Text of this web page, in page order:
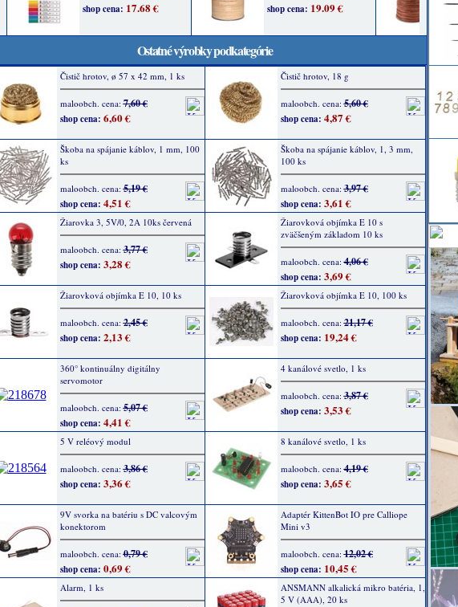
Ostatné výrobky podkategórie
Čistič hrotov, ø 57 x 42 mm, 1 ks
maloobch. cena:7,60 €
shop cena: 6,60 €
Čistič hrotov, 18 g
maloobch. cena:5,60 €
shop cena: 4,87 €
Škoba na spájanie káblov, 1 mm, 100
ks
maloobch. cena:5,19 €
shop cena: 4,51 €
Škoba na spájanie káblov, 1, 3 mm,
100 ks
maloobch. cena:3,97 €
shop cena: 3,61 €
Žiarovka 3, 5V/0, 2A 10ks červená
maloobch. cena:3,77 €
shop cena: 3,28 €
Žiarovková objímka E 10 s
zväčšeným základom 10 ks
maloobch. cena:4,06 €
shop cena: 3,69 €
Žiarovková objímka E 10, 10 ks
maloobch. cena:2,45 €
shop cena: 2,13 €
Žiarovková objímka E 10, 100 ks
maloobch. cena:21,17 €
shop cena: 19,24 €
360° kontinuálny digitálny
servomotor
maloobch. cena:5,07 €
shop cena: 4,41 €
4 kanálové svetlo, 1 ks
maloobch. cena:3,87 €
shop cena: 3,53 €
5 V reléový modul
maloobch. cena:3,86 €
shop cena: 3,36 €
8 kanálové svetlo, 1 ks
maloobch. cena:4,19 €
shop cena: 3,65 €
9V svorka na batériu s DC valcovým
konektorom
maloobch. cena:0,79 €
shop cena: 0,69 €
Adaptér KittenBot IO pre Calliope
Mini v3
maloobch. cena:12,02 €
shop cena: 10,45 €
Alarm, 1 ks
ANSMANN alkalická mikro batéria, 1,
5 V (AAA), 20 ks